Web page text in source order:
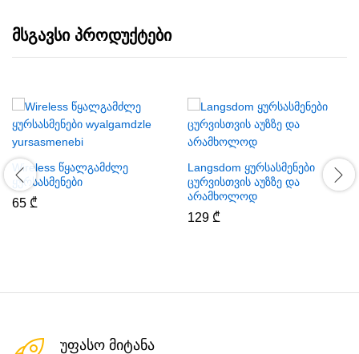
მსგავსი პროდუქტები
Wireless წყალგამძლე
ყურსასმენები
65 ₾
Langsdom ყურსასმენები
ცურვისთვის აუზზე და
არამხოლოდ
129 ₾
უფასო მიტანა